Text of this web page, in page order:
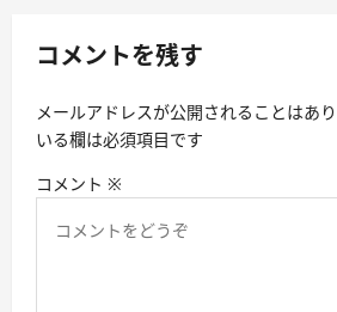
シ
ン
コメントを残す
メールアドレスが公開されることはあり
いる欄は必須項目です
コメント ※